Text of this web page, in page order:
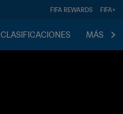
FIFA REWARDS FIFA+
CLASIFICACIONES MÁS